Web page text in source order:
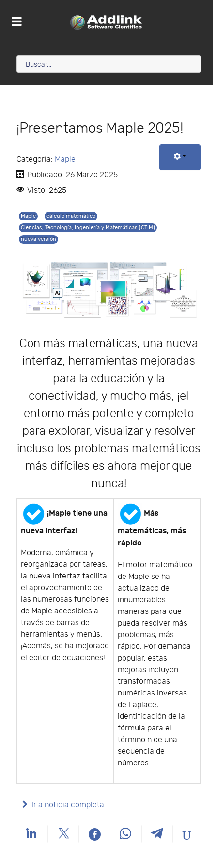
¡Presentamos Maple 2025!
Categoría: Maple
Publicado: 26 Marzo 2025
Visto: 2625
Maple
cálculo matemático
Ciencias, Tecnología, Ingeniería y Matemáticas (CTIM)
nueva versión
Con más matemáticas, una nueva
interfaz, herramientas mejoradas
para la educación y la
conectividad, y mucho más, ¡el
entorno más potente y completo
para explorar, visualizar y resolver
incluso los problemas matemáticos
más difíciles es ahora mejor que
nunca!
¡Maple tiene una
nueva interfaz!
Moderna, dinámica y
reorganizada por tareas,
la nueva interfaz facilita
el aprovechamiento de
las numerosas funciones
de Maple accesibles a
través de barras de
herramientas y menús.
¡Además, se ha mejorado
el editor de ecuaciones!
Más
matemáticas, más
rápido
El motor matemático
de Maple se ha
actualizado de
innumerables
maneras para que
pueda resolver más
problemas, más
rápido. Por demanda
popular, estas
mejoras incluyen
transformadas
numéricas inversas
de Laplace,
identificación de la
fórmula para el
término n de una
secuencia de
números…
Ir a noticia completa